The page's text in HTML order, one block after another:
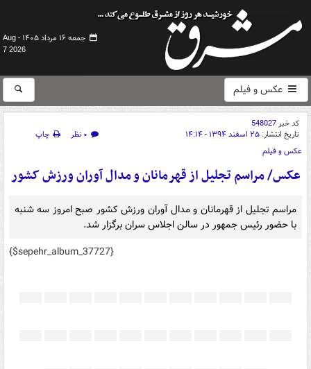
جمعه ۱۶ مرداد ۱۴۰۵ -
Aug
7 2026
عکس و فیلم
کد خبر548027
تاریخ انتشار: ۲۵ اسفند ۱۳۹۴ - ۱۴:۱۴ ۰ نظر
چاپ
عکس و فیلم
عکس/ مراسم تجلیل از قهرمانان و مدال آوران ورزش کشور
مراسم تجلیل از قهرمانان و مدال آوران ورزش کشور صبح امروز سه شنبه
با حضور رئیس جمهور در سالن اجلاس سران برگزار شد.
{$sepehr_album_37727}